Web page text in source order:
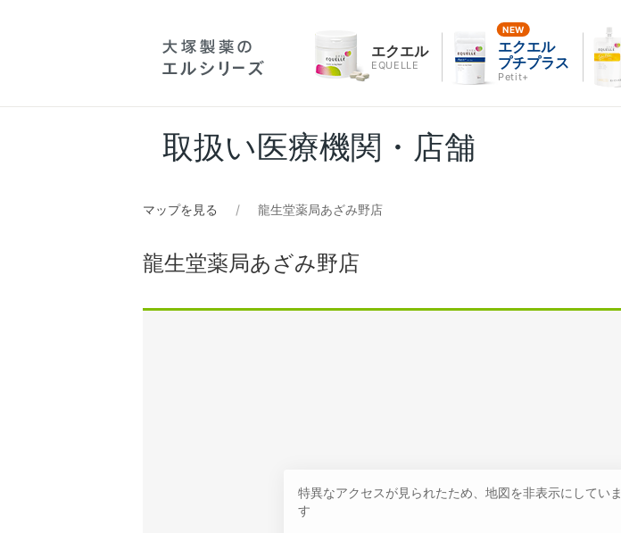
エクエル
EQUELLE
エクエル
プチプラス
Petit+
取扱い医療機関・店舗
マップを見る 龍生堂薬局あざみ野店
龍生堂薬局あざみ野店
特異なアクセスが見られたため、地図を非表示にしていま
す